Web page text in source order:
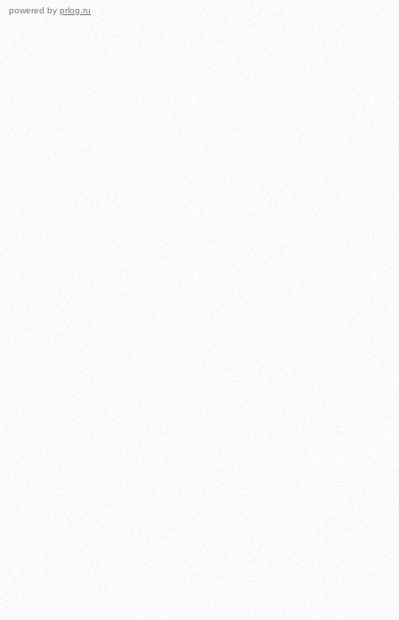
powered by prlog.ru